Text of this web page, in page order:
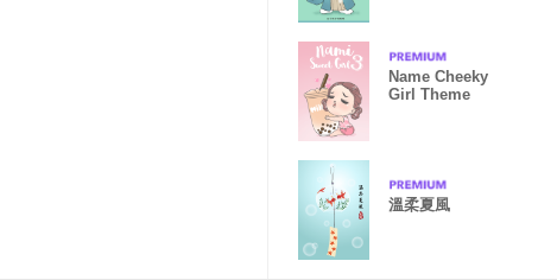
Name Cheeky
Girl Theme
溫柔夏風